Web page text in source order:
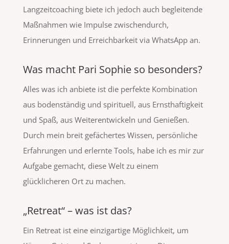
Langzeitcoaching biete ich jedoch auch begleitende
Maßnahmen wie Impulse zwischendurch,
Erinnerungen und Erreichbarkeit via WhatsApp an.
Was macht Pari Sophie so besonders?
Alles was ich anbiete ist die perfekte Kombination
aus bodenständig und spirituell, aus Ernsthaftigkeit
und Spaß, aus Weiterentwickeln und Genießen.
Durch mein breit gefächertes Wissen, persönliche
Erfahrungen und erlernte Tools, habe ich es mir zur
Aufgabe gemacht, diese Welt zu einem
glücklicheren Ort zu machen.
„Retreat“ – was ist das?
Ein Retreat ist eine einzigartige Möglichkeit, um